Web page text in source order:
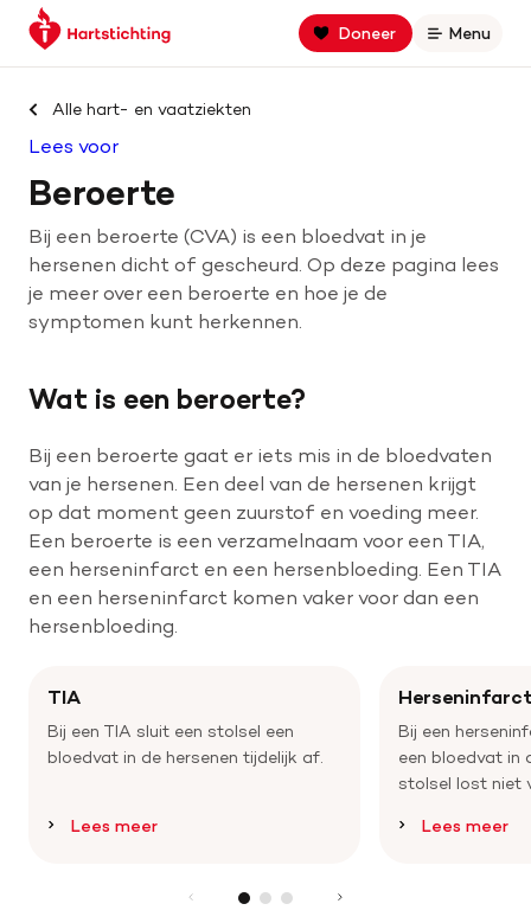
Spring
naar
Spring
naar
navigatie
Keer
terug
de
homepage
Doneer
Open
Menu
Zoek binnen hartstichting.nl
Zoeken
Hart- en vaatziekten
Is jouw hart gezond?
Help mee met geld
Help mee met tijd
Wetenschappelijk onderzoek
Alle hart- en vaatziekten
Lees voor
Beroerte
Bij een beroerte (CVA) is een bloedvat in je
hersenen dicht of gescheurd. Op deze pagina lees
je meer over een beroerte en hoe je de
symptomen kunt herkennen.
Wat is een beroerte?
Bij een beroerte gaat er iets mis in de bloedvaten
van je hersenen. Een deel van de hersenen krijgt
op dat moment geen zuurstof en voeding meer.
Een beroerte is een verzamelnaam voor een TIA,
een herseninfarct en een hersenbloeding. Een TIA
en een herseninfarct komen vaker voor dan een
hersenbloeding.
TIA
Bij een TIA sluit een stolsel een
bloedvat in de hersenen tijdelijk af.
Lees meer
Bij een
een bloedvat in
stolsel lost niet
Lees meer